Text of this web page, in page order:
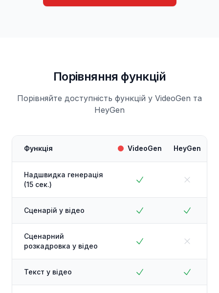
Порівняння функцій
Порівняйте доступність функцій у VideoGen та
HeyGen
Функція VideoGen HeyGen
Надшвидка генерація
(15 сек.)
Сценарій у відео
Сценарний
розкадровка у відео
Текст у відео